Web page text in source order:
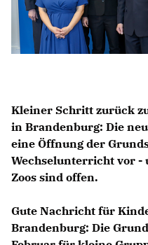
Kleiner Schritt zurück
in Brandenburg: Die
eine Öffnung der
Wechselunterricht vor -
Zoos sind offen.
Gute Nachricht für
Brandenburg: Die